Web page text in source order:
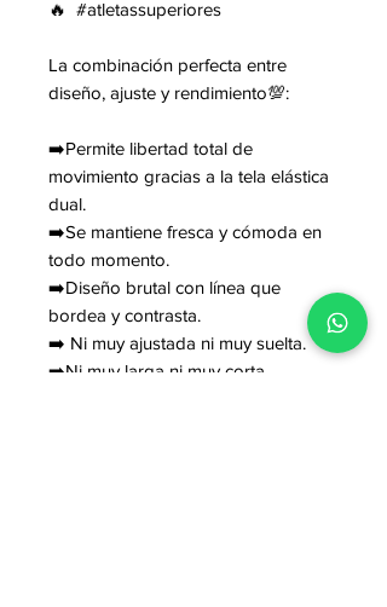
🔥 #atletassuperiores
La combinación perfecta entre
diseño, ajuste y rendimiento💯:
➡️Permite libertad total de
movimiento gracias a la tela elástica
dual.
➡️Se mantiene fresca y cómoda en
todo momento.
➡️Diseño brutal con línea que
bordea y contrasta.
➡️ Ni muy ajustada ni muy suelta.
➡️Ni muy larga ni muy corta.